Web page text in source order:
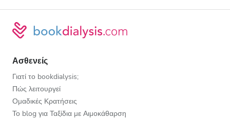
Ασθενείς
Γιατί το bookdialysis;
Πώς λειτουργεί
Ομαδικές Κρατήσεις
Το blog για Ταξίδια με Αιμοκάθαρση